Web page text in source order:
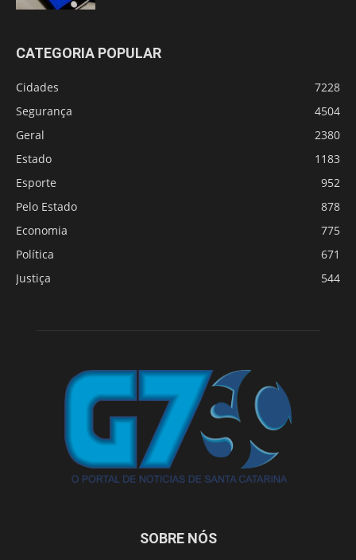
CATEGORIA POPULAR
Cidades
7228
Segurança
4504
Geral
2380
Estado
1183
Esporte
952
Pelo Estado
878
Economia
775
Política
671
Justiça
544
SOBRE NÓS